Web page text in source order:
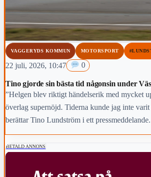
VAGGERYDS KOMMUN MOTORSPORT
22 juli, 2026, 10:47 0
Tino gjorde sin bästa tid någonsin under
”Helgen blev riktigt händelserik med mycket
överlag supernöjd. Tiderna kunde jag inte
berättar Tino Lundström i ett pressmeddelande.
BETALD ANNONS